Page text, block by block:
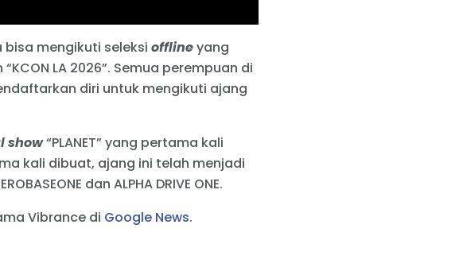
mengikuti seleksi offlineyang
LA 2026”. Semua perempuan di
diri untuk mengikuti ajang
show“PLANET” yang pertama kali
kali dibuat, ajang ini telah menjadi
dan ALPHA DRIVE ONE.
Vibrance di Google News.